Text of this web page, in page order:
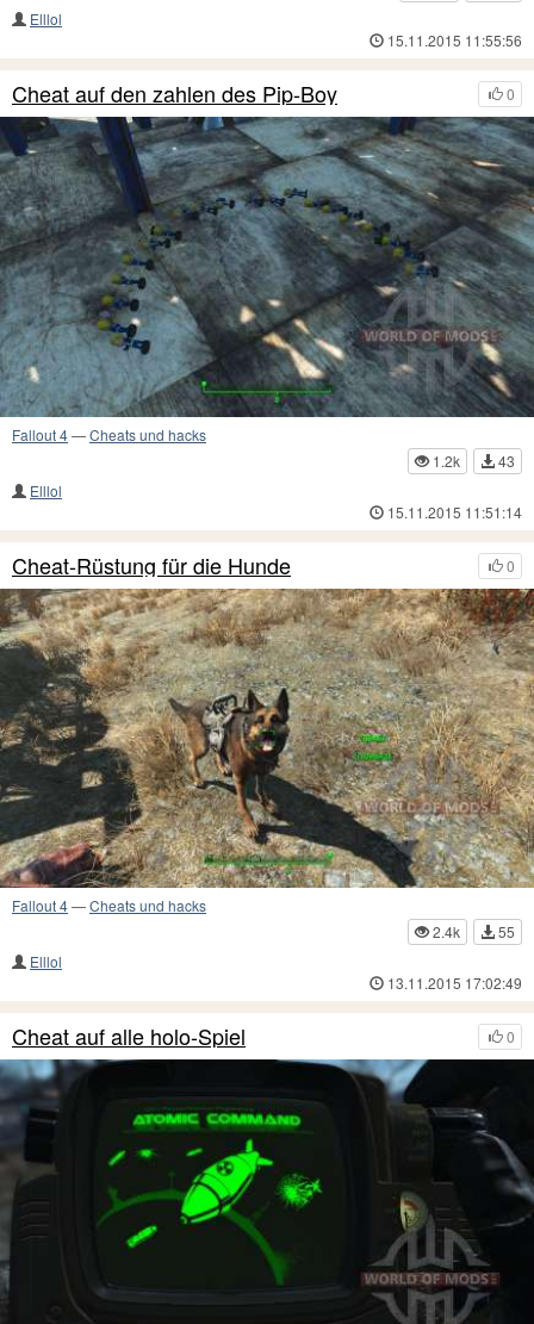
Elllol
15.11.2015 11:55:56
0
Cheat auf den zahlen des Pip-Boy
Fallout 4—Cheats und hacks
1.2k
43
Elllol
15.11.2015 11:51:14
0
Cheat-Rüstung für die Hunde
Fallout 4—Cheats und hacks
2.4k
55
Elllol
13.11.2015 17:02:49
0
Cheat auf alle holo-Spiel